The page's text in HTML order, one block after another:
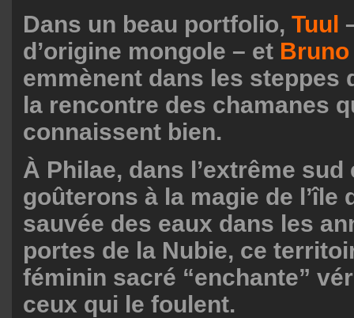
Dans un beau portfolio, Tuul
d’origine mongole – et
emmènent dans les steppes
la rencontre des chamanes
connaissent bien.
À Philae, dans l’extrême
goûterons à la magie de l’île
sauvée des eaux dans les
portes de la Nubie, ce
féminin sacré “enchante”
ceux qui le foulent.